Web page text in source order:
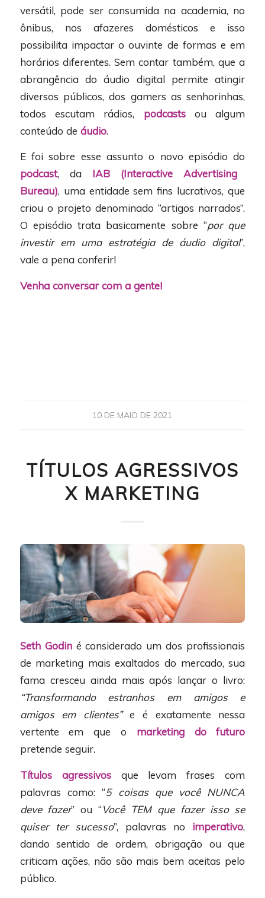
versátil, pode ser consumida na academia, no
ônibus, nos afazeres domésticos e isso
possibilita impactar o ouvinte de formas e em
horários diferentes. Sem contar também, que a
abrangência do áudio digital permite atingir
diversos públicos, dos gamers as senhorinhas,
todos escutam rádios, podcastsou algum
conteúdo de áudio.
E foi sobre esse assunto o novo episódio do
podcast, daIAB (Interactive Advertising
Bureau), uma entidade sem fins lucrativos, que
criou o projeto denominado “artigos narrados”.
O episódio trata basicamente sobre “por que
investir em uma estratégia de áudio digital”,
vale a pena conferir!
Venha conversar com a gente!
10 DE MAIO DE 2021
TÍTULOS AGRESSIVOS
X MARKETING
Seth Godiné considerado um dos profissionais
de marketing mais exaltados do mercado, sua
fama cresceu ainda mais após lançar o livro:
“Transformando estranhos em amigos e
amigos em clientes”e é exatamente nessa
vertente em que o marketing do futuro
pretende seguir.
Títulos agressivosque levam frases com
palavras como: “5 coisas que você NUNCA
deve fazer” ou “Você TEM que fazer isso se
quiser ter sucesso”, palavras no imperativo,
dando sentido de ordem, obrigação ou que
criticam ações, não são mais bem aceitas pelo
público.